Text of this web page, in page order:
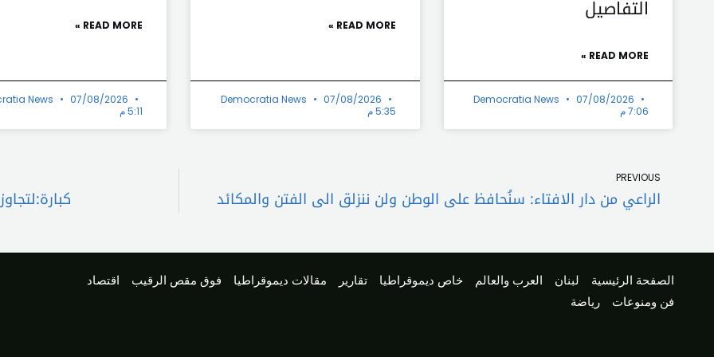
التفاصيل
READ MORE »
Democratia News
07/08/2026
7:06 م
READ MORE »
Democratia News
07/08/2026
5:35 م
READ MORE »
News
07/08/2026
5:11 م
PREVIOUS
الراعي من دار الافتاء: سنُحافظ على الوطن ولن ننزلق الى الفتن والمكائد
الصفحة الرئيسية لبنان العرب والعالم خاص ديموقراطيا تقارير مقالات ديموقراطيا فوق مقص الرقيب
اقتصاد
فن ومنوعات
رياضة